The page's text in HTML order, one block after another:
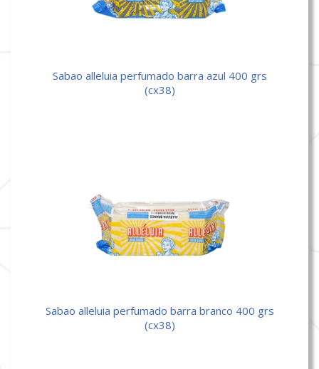
sabao alleluia perfumado barra azul 400 grs
(cx38)
sabao alleluia perfumado barra branco 400 grs
(cx38)